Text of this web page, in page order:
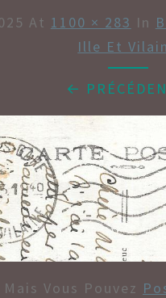
At 1100 × 283 In
Ille Et
←
Vous Pouvez